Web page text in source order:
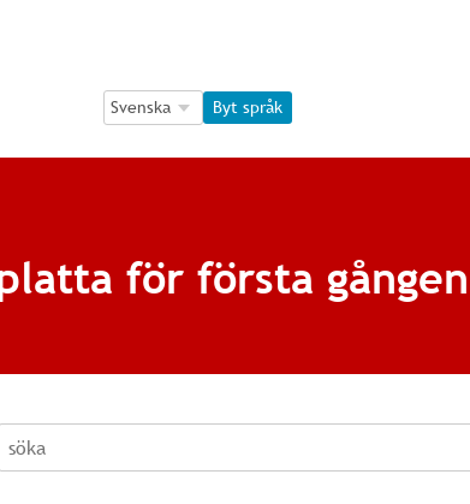
Language Selection
Language Selection
Byt språk
för första
söka